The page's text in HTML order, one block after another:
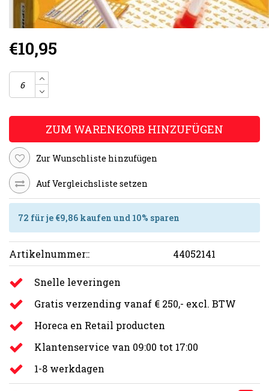
€10,95
ZUM WARENKORB HINZUFÜGEN
Zur Wunschliste hinzufügen
Auf Vergleichsliste setzen
72 für je €9,86 kaufen und 10% sparen
Artikelnummer:: 44052141
Snelle leveringen
Gratis verzending vanaf € 250,- excl. BTW
Horeca en Retail producten
Klantenservice van 09:00 tot 17:00
1-8 werkdagen